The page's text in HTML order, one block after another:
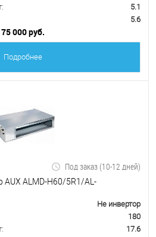
5.1
5.6
75 000 руб.
Подробнее
Под заказ (10-12 дней)
ALMD-H60/5R1/AL-
Не инвертор
180
17.6